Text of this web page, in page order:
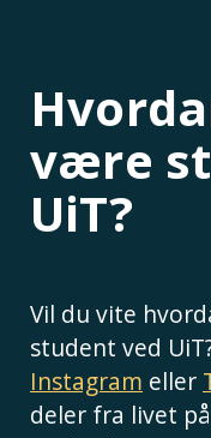
være
UiT?
Vil du vite
student ved
Instagram eller
deler fra livet